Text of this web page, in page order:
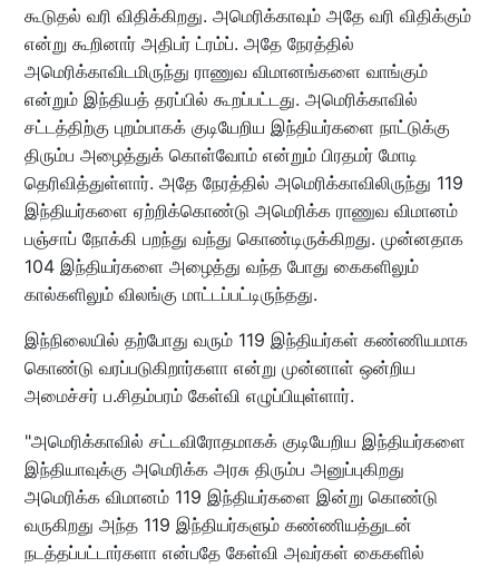
கூடுதல் வரி விதிக்கிறது. அமெரிக்காவும் அதே வரி விதிக்கும்
என்று கூறினார் அதிபர் ட்ரம்ப். அதே நேரத்தில்
அமெரிக்காவிடமிருந்து ராணுவ விமானங்களை வாங்கும்
என்றும் இந்தியத் தரப்பில் கூறப்பட்டது. அமெரிக்காவில்
சட்டத்திற்கு புறம்பாகக் குடியேறிய இந்தியர்களை நாட்டுக்கு
திரும்ப அழைத்துக் கொள்வோம் என்றும் பிரதமர் மோடி
தெரிவித்துள்ளார். அதே நேரத்தில் அமெரிக்காவிலிருந்து 119
இந்தியர்களை ஏற்றிக்கொண்டு அமெரிக்க ராணுவ விமானம்
பஞ்சாப் நோக்கி பறந்து வந்து கொண்டிருக்கிறது. முன்னதாக
104 இந்தியர்களை அழைத்து வந்த போது கைகளிலும்
கால்களிலும் விலங்கு மாட்டப்பட்டிருந்தது.
இந்நிலையில் தற்போது வரும் 119 இந்தியர்கள் கண்ணியமாக
கொண்டு வரப்படுகிறார்களா என்று முன்னாள் ஒன்றிய
அமைச்சர் ப.சிதம்பரம் கேள்வி எழுப்பியுள்ளார்.
"அமெரிக்காவில் சட்டவிரோதமாகக் குடியேறிய இந்தியர்களை
இந்தியாவுக்கு அமெரிக்க அரசு திரும்ப அனுப்புகிறது
அமெரிக்க விமானம் 119 இந்தியர்களை இன்று கொண்டு
வருகிறது அந்த 119 இந்தியர்களும் கண்ணியத்துடன்
நடத்தப்பட்டார்களா என்பதே கேள்வி அவர்கள் கைகளில்